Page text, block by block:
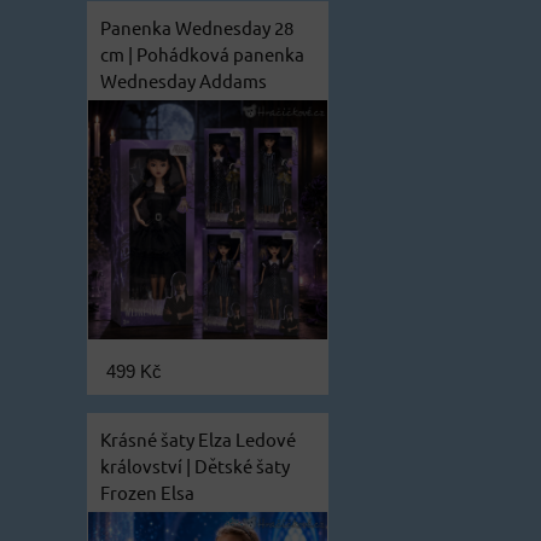
Panenka Wednesday 28
cm | Pohádková panenka
Wednesday Addams
499 Kč
Krásné šaty Elza Ledové
království | Dětské šaty
Frozen Elsa